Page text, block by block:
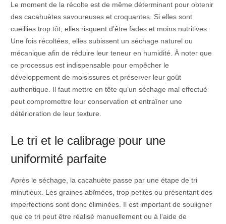
Le moment de la récolte est de même déterminant pour obtenir
des cacahuètes savoureuses et croquantes. Si elles sont
cueillies trop tôt, elles risquent d’être fades et moins nutritives.
Une fois récoltées, elles subissent un séchage naturel ou
mécanique afin de réduire leur teneur en humidité. À noter que
ce processus est indispensable pour empêcher le
développement de moisissures et préserver leur goût
authentique. Il faut mettre en tête qu’un séchage mal effectué
peut compromettre leur conservation et entraîner une
détérioration de leur texture.
Le tri et le calibrage pour une
uniformité parfaite
Après le séchage, la cacahuète passe par une étape de tri
minutieux. Les graines abîmées, trop petites ou présentant des
imperfections sont donc éliminées. Il est important de souligner
que ce tri peut être réalisé manuellement ou à l’aide de